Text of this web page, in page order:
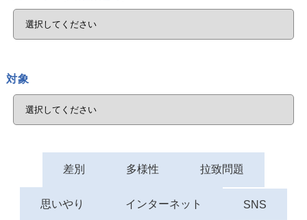
対象
差別 多様性 拉致問題
思いやり インターネット SNS